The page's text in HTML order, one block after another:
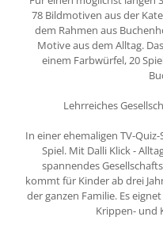
78 Bildmotiven aus der
dem Rahmen aus
Motive aus dem Alltag.
einem Farbwürfel, 20
Lehrreiches
In einer ehemaligen TV-
Spiel. Mit Dalli Klick -
spannendes
kommt für Kinder ab drei
der ganzen Familie. Es
Krippen- und